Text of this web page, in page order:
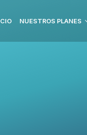
NUESTROS PLANES